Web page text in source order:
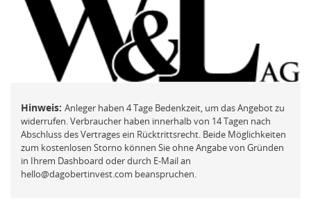
FAQ
Vermögensberatung
Beschwerde
Mit der ich.app anmelden
Passwort vergessen und ändern
REGISTRIEREN
Neues Kundenkonto anlegen
Hinweis: Anleger haben 4 Tage Bedenkzeit, um das Angebot zu
widerrufen. Verbraucher haben innerhalb von 14 Tagen nach
Abschluss des Vertrages ein Rücktrittsrecht. Beide Möglichkeiten
zum kostenlosen Storno können Sie ohne Angabe von Gründen
in Ihrem Dashboard oder durch E-Mail an
hello@dagobertinvest.com beanspruchen.